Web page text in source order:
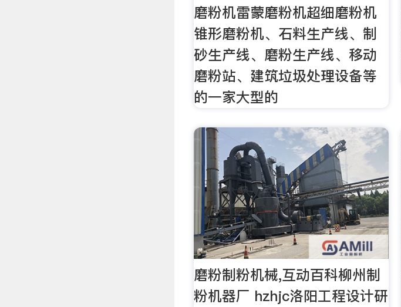
磨粉机雷蒙磨粉机超细磨粉机
锥形磨粉机、石料生产线、制
砂生产线、磨粉生产线、移动
磨粉站、建筑垃圾处理设备等
的一家大型的
磨粉制粉机械,互动百科柳州制
粉机器厂 hzhjc洛阳工程设计研